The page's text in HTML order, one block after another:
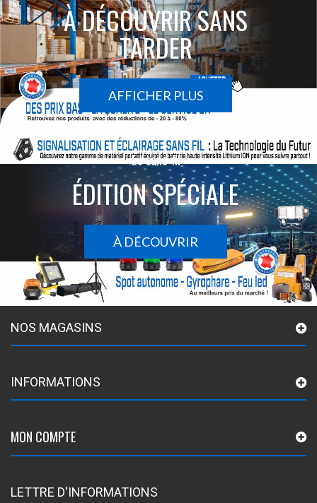
À DÉCOUVRIR SANS
TARDER
AFFICHER PLUS
Le sans-fil
ÉDITION SPÉCIALE
À DÉCOUVRIR
NOS MAGASINS
INFORMATIONS
MON COMPTE
LETTRE D'INFORMATIONS